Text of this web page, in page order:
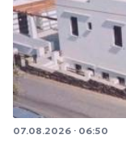
07.08.2026 · 06:50